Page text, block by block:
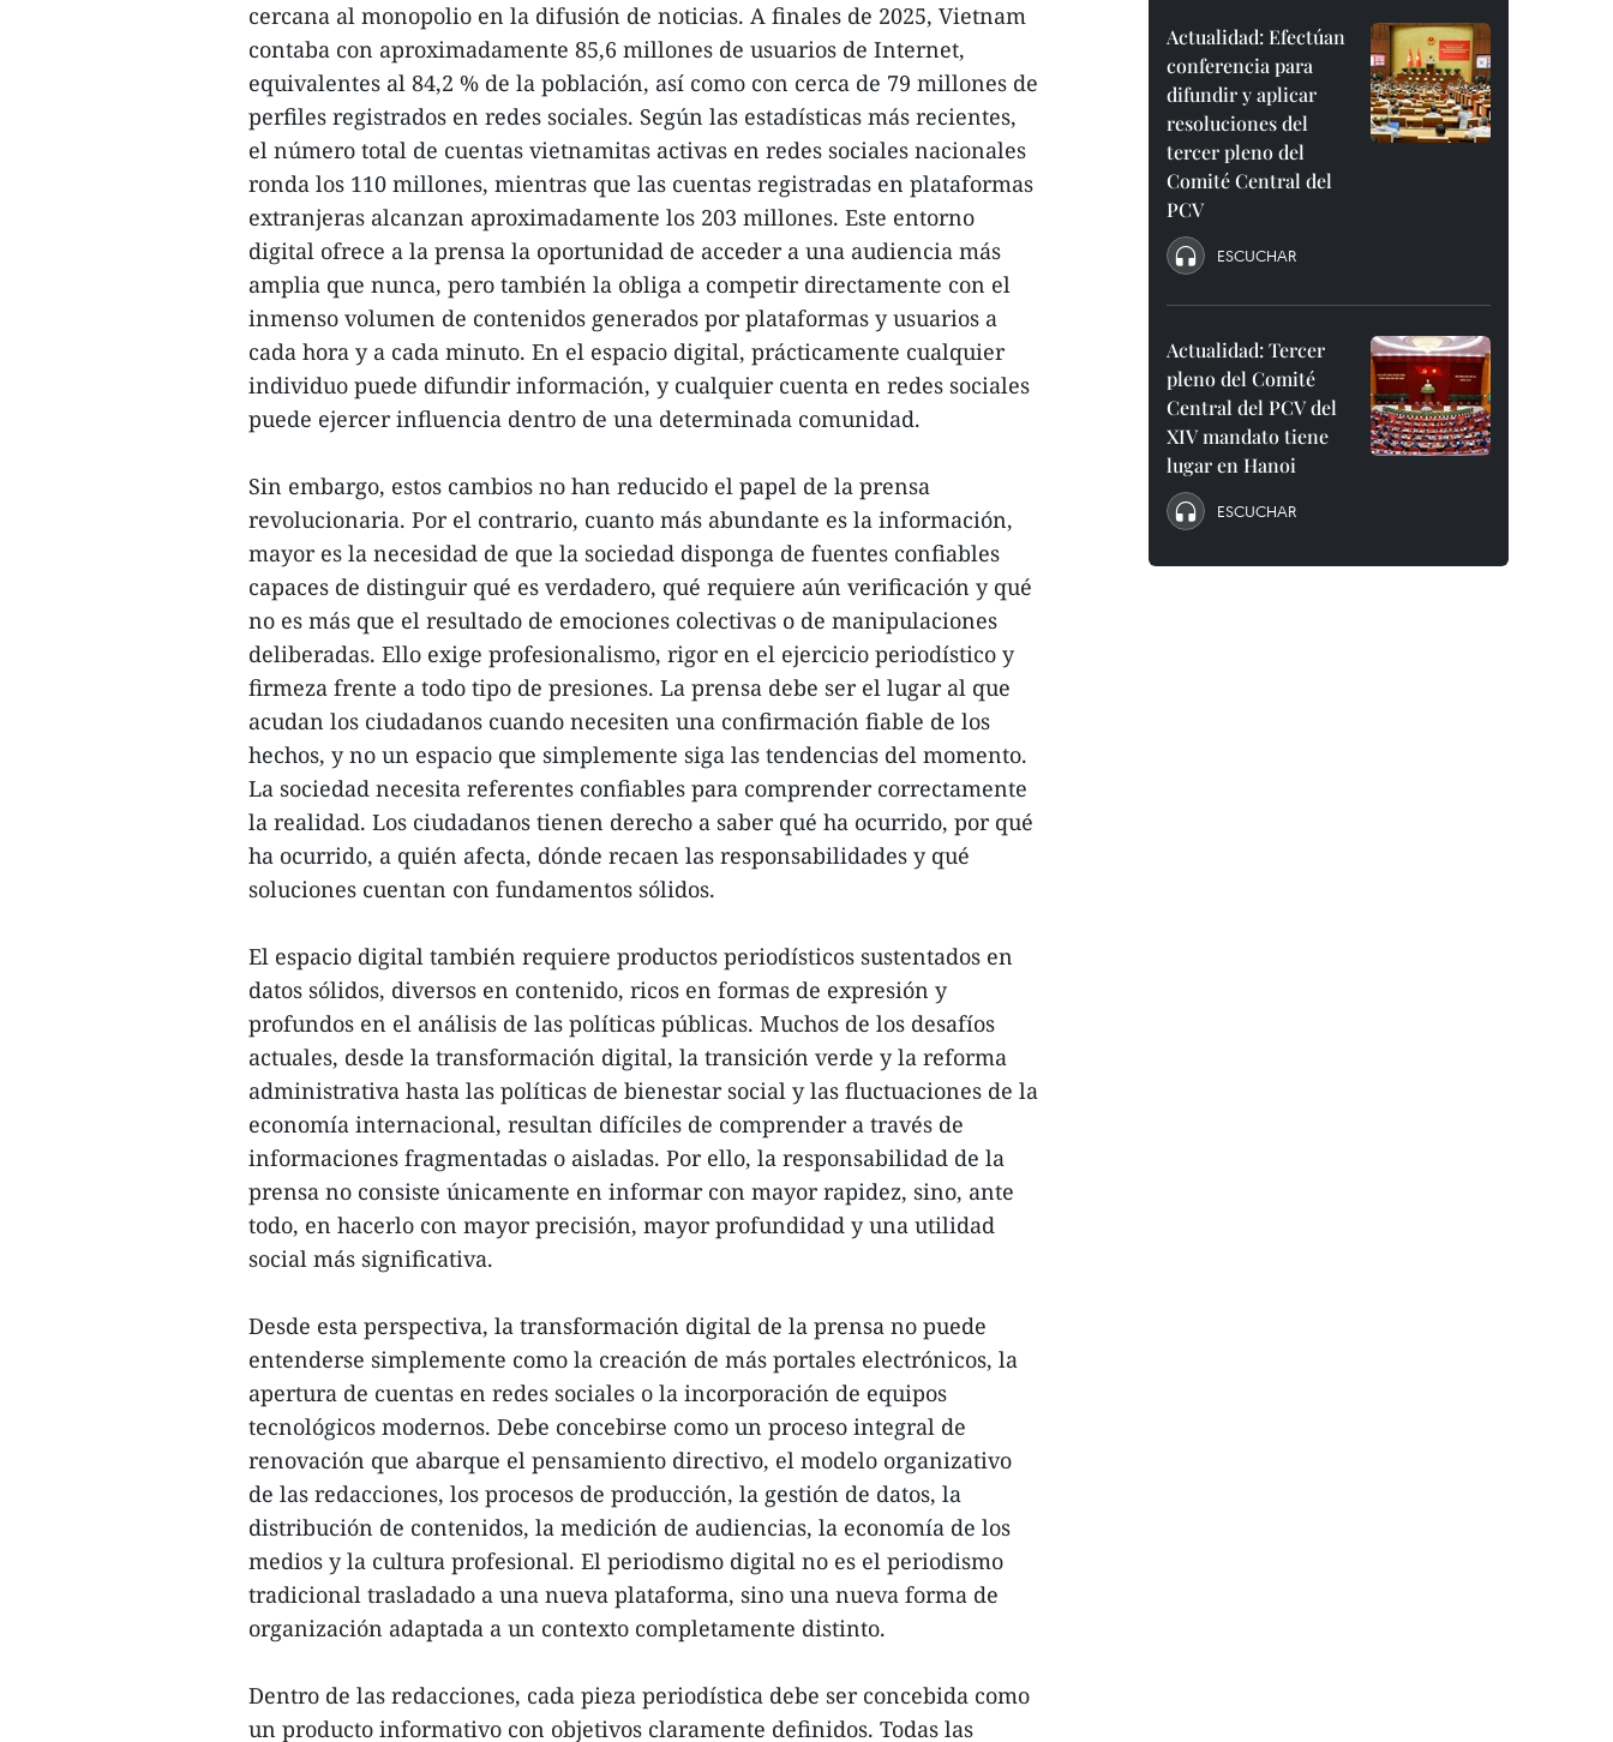
cercana al monopolio en la difusión de noticias. A finales de 2025, Vietnam
contaba con aproximadamente 85,6 millones de usuarios de Internet,
equivalentes al 84,2 % de la población, así como con cerca de 79 millones de
perfiles registrados en redes sociales. Según las estadísticas más recientes,
el número total de cuentas vietnamitas activas en redes sociales nacionales
ronda los 110 millones, mientras que las cuentas registradas en plataformas
extranjeras alcanzan aproximadamente los 203 millones. Este entorno
digital ofrece a la prensa la oportunidad de acceder a una audiencia más
amplia que nunca, pero también la obliga a competir directamente con el
inmenso volumen de contenidos generados por plataformas y usuarios a
cada hora y a cada minuto. En el espacio digital, prácticamente cualquier
individuo puede difundir información, y cualquier cuenta en redes sociales
puede ejercer influencia dentro de una determinada comunidad.
Sin embargo, estos cambios no han reducido el papel de la prensa
revolucionaria. Por el contrario, cuanto más abundante es la información,
mayor es la necesidad de que la sociedad disponga de fuentes confiables
capaces de distinguir qué es verdadero, qué requiere aún verificación y qué
no es más que el resultado de emociones colectivas o de manipulaciones
deliberadas. Ello exige profesionalismo, rigor en el ejercicio periodístico y
firmeza frente a todo tipo de presiones. La prensa debe ser el lugar al que
acudan los ciudadanos cuando necesiten una confirmación fiable de los
hechos, y no un espacio que simplemente siga las tendencias del momento.
La sociedad necesita referentes confiables para comprender correctamente
la realidad. Los ciudadanos tienen derecho a saber qué ha ocurrido, por qué
ha ocurrido, a quién afecta, dónde recaen las responsabilidades y qué
soluciones cuentan con fundamentos sólidos.
El espacio digital también requiere productos periodísticos sustentados en
datos sólidos, diversos en contenido, ricos en formas de expresión y
profundos en el análisis de las políticas públicas. Muchos de los desafíos
actuales, desde la transformación digital, la transición verde y la reforma
administrativa hasta las políticas de bienestar social y las fluctuaciones de la
economía internacional, resultan difíciles de comprender a través de
informaciones fragmentadas o aisladas. Por ello, la responsabilidad de la
prensa no consiste únicamente en informar con mayor rapidez, sino, ante
todo, en hacerlo con mayor precisión, mayor profundidad y una utilidad
social más significativa.
Desde esta perspectiva, la transformación digital de la prensa no puede
entenderse simplemente como la creación de más portales electrónicos, la
apertura de cuentas en redes sociales o la incorporación de equipos
tecnológicos modernos. Debe concebirse como un proceso integral de
renovación que abarque el pensamiento directivo, el modelo organizativo
de las redacciones, los procesos de producción, la gestión de datos, la
distribución de contenidos, la medición de audiencias, la economía de los
medios y la cultura profesional. El periodismo digital no es el periodismo
tradicional trasladado a una nueva plataforma, sino una nueva forma de
organización adaptada a un contexto completamente distinto.
Dentro de las redacciones, cada pieza periodística debe ser concebida como
un producto informativo con objetivos claramente definidos. Todas las
Actualidad: Efectúan
conferencia para
difundir y aplicar
resoluciones del
tercer pleno del
Comité Central del
PCV
ESCUCHAR
Actualidad: Tercer
pleno del Comité
Central del PCV del
XIV mandato tiene
lugar en Hanoi
ESCUCHAR